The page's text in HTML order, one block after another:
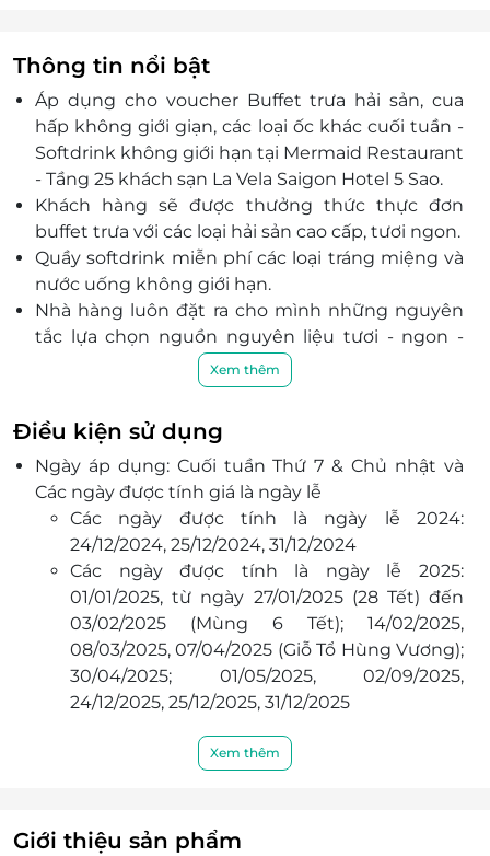
Thông tin nổi bật
Áp dụng cho voucher Buffet trưa hải sản, cua
hấp không giới giạn, các loại ốc khác cuối tuần -
Softdrink không giới hạn tại Mermaid Restaurant
- Tầng 25 khách sạn La Vela Saigon Hotel 5 Sao.
Khách hàng sẽ được thưởng thức thực đơn
buffet trưa với các loại hải sản cao cấp, tươi ngon.
Quầy softdrink miễn phí các loại tráng miệng và
nước uống không giới hạn.
Nhà hàng luôn đặt ra cho mình những nguyên
tắc lựa chọn nguồn nguyên liệu tươi - ngon -
sạch, được nhập khẩu từ các nhà cung cấp uy
tín. Cùng với công thức tẩm ướp công phu
mang đến vị ngon tuyệt hảo cho từng món ăn.
Đội ngũ đầu bếp tại Mermaid Restaurant có
nhiều năm kinh nghiệm, chu đáo, nhiệt tình
luôn mang đến những món ăn đẳng cấp cho
quý khách hàng.
Khi đến Mermaid Restaurant thực khách còn
được ngắm nhìn toàn cảnh thành phố từ trên
cao với không gian bao la rộng lớn.
Xem thêm
Điều kiện sử dụng
Ngày áp dụng: Cuối tuần Thứ 7 & Chủ nhật và
Các ngày được tính giá là ngày lễ
Các ngày được tính là ngày lễ 2024:
24/12/2024, 25/12/2024, 31/12/2024
Các ngày được tính là ngày lễ 2025:
01/01/2025, từ ngày 27/01/2025 (28 Tết) đến
03/02/2025 (Mùng 6 Tết); 14/02/2025,
08/03/2025, 07/04/2025 (Giỗ Tổ Hùng Vương);
30/04/2025; 01/05/2025, 02/09/2025,
24/12/2025, 25/12/2025, 31/12/2025
Số lượng E-Voucher áp dụng: Sử dụng 01
Dưới 1m: miễn phí (mỗi người lớn chỉ đi kèm
Xem thêm
Giới thiệu sản phẩm